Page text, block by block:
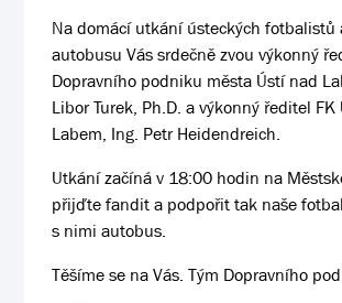
Na domácí utkání ústeckých fotbalistů
autobusu Vás srdečně zvou výkonný
Dopravního podniku města Ústí nad
Libor Turek, Ph.D. a výkonný ředitel FK
Labem, Ing. Petr Heidendreich.
Utkání začíná v 18:00 hodin na
přijďte fandit a podpořit tak naše
s nimi autobus.
Těšíme se na Vás. Tým Dopravního